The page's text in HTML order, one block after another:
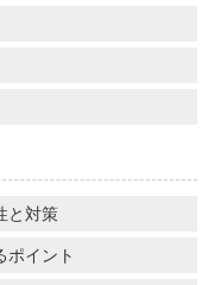
と対策
ポイント